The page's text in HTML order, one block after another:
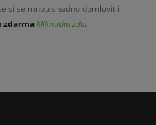
si se mnou snadno domluvit i
zdarma kliknutím zde.